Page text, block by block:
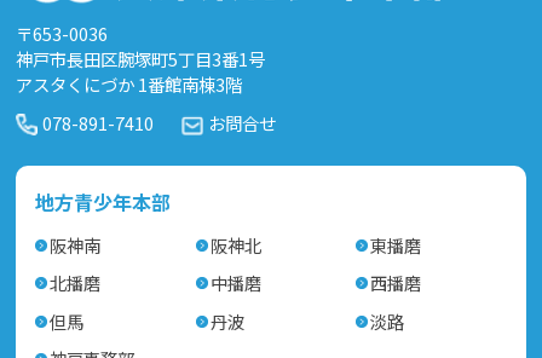
〒653-0036
神戸市長田区腕塚町5丁目3番1号
アスタくにづか 1番館南棟3階
078-891-7410
お問合せ
地方青少年本部
阪神南 阪神北
東播磨
北播磨
中播磨
西播磨
但馬
丹波
淡路